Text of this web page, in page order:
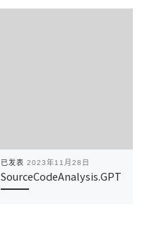
已发表 2023年11月28日
SourceCodeAnalysis.GPT